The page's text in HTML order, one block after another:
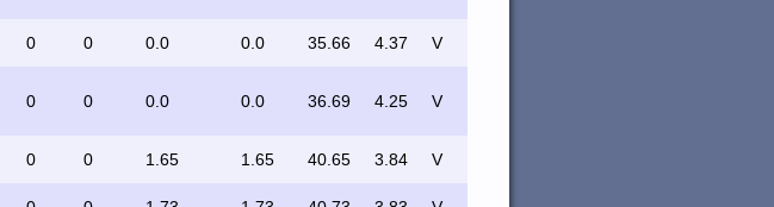
0 0 0.0 0.0 35.66 4.37 V
0 0 0.0 0.0 36.69 4.25 V
0 0 1.65 1.65 40.65 3.84 V